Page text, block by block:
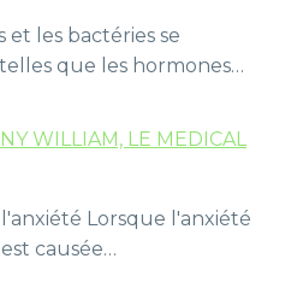
et les bactéries se
que les hormones…
WILLIAM, LE MEDICAL
Lorsque l'anxiété
causée…